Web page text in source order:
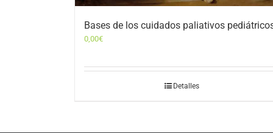
Bases de los cuidados paliativos
0,00€
Detalles